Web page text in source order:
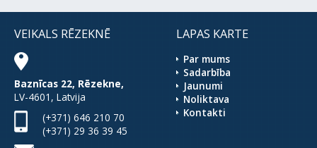
VEIKALS RĒZEKNĒ
Baznīcas 22, Rēzekne,
LV-4601, Latvija
(+371) 646 210 70
(+371) 29 36 39 45
LAPAS KARTE
Par mums
Sadarbība
Jaunumi
Noliktava
Kontakti